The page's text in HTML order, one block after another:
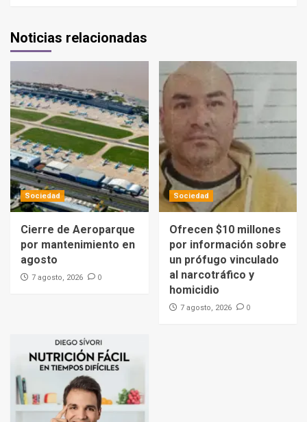
Noticias relacionadas
Sociedad
Cierre de Aeroparque
por mantenimiento en
agosto
7 agosto, 2026 0
Sociedad
Ofrecen $10 millones
por información sobre
un prófugo vinculado
al narcotráfico y
homicidio
7 agosto, 2026 0